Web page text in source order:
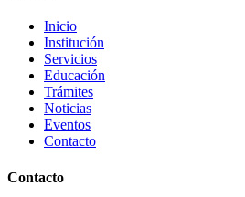
Inicio
Institución
Servicios
Educación
Trámites
Noticias
Eventos
Contacto
Contacto